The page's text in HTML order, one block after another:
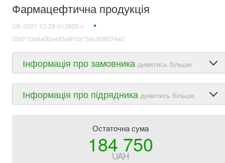
Фармацефтична продукція
UA-2021-12-28-013835-c
30d710a8a0ba445a810a754c938574e2
Інформація про замовника дивитись більше
Інформація про підрядника дивитись більше
Остаточна сума
184 750
UAH